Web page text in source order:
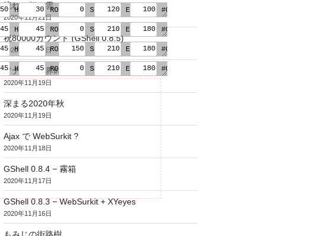
H RO S E #CO-
H RO S E #CO-
H RO S E #CO-
H RO S E #CO-
流れて行く雲
2020年11月21日
祝80000カウント (GShell 0.8.5)
2020年11月20日
アナログ世界時計
2020年11月19日
深まる2020年秋
2020年11月19日
Ajax で WebSurkit ?
2020年11月18日
GShell 0.8.4 − 霧箱
2020年11月17日
GShell 0.8.3 − WebSurkit + XYeyes
2020年11月16日